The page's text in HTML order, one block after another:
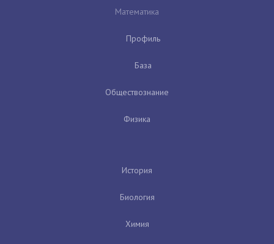
Математика
Профиль
База
Обществознание
Физика
История
Биология
Химия